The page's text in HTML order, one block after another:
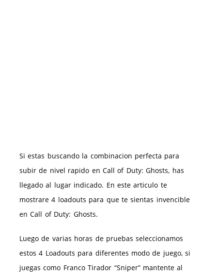
Si estas buscando la combinacion perfecta para
subir de nivel rapido en Call of Duty: Ghosts, has
llegado al lugar indicado. En este articulo te
mostrare 4 loadouts para que te sientas invencible
en Call of Duty: Ghosts.
Luego de varias horas de pruebas seleccionamos
estos 4 Loadouts para diferentes modo de juego, si
juegas como Franco Tirador “Sniper” mantente al